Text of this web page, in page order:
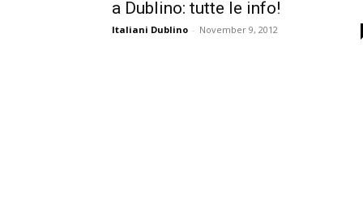
a Dublino: tutte le info!
Italiani Dublino - November 9, 2012